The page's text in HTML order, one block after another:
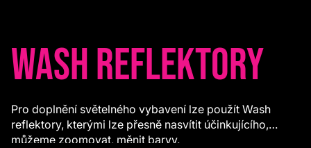
Wash Reflektory
Pro doplnění světelného vybavení lze použít Wash
reflektory, kterými lze přesně nasvítit účinkujícího,
můžeme zoomovat, měnit barvy.